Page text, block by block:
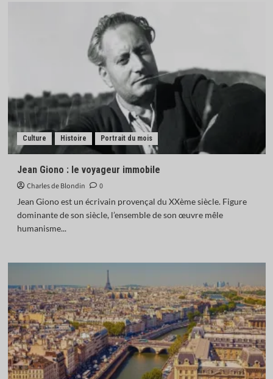
Culture Histoire Portrait du mois
Jean Giono : le voyageur immobile
Charles de Blondin
0
Jean Giono est un écrivain provençal du XXème siècle. Figure
dominante de son siècle, l’ensemble de son œuvre mêle
humanisme...